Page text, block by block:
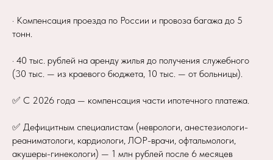
· Компенсация проезда по России и провоза багажа до 5
тонн.
· 40 тыс. рублей на аренду жилья до получения служебного
(30 тыс. — из краевого бюджета, 10 тыс. — от больницы).
✅ С 2026 года — компенсация части ипотечного платежа.
✅ Дефицитным специалистам (неврологи, анестезиологи-
реаниматологи, кардиологи, ЛОР-врачи, офтальмологи,
акушеры-гинекологи) — 1 млн рублей после 6 месяцев